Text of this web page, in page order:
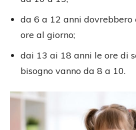
da 6 a 12 anni
ore al giorno;
dai 13 ai 18 anni le ore di
bisogno vanno da 8 a 10.